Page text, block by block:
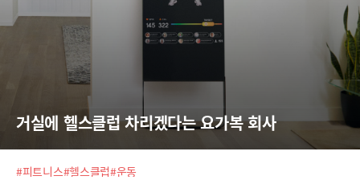
거실에 헬스클럽 차리겠다는 요가복 회사
#피트니스#헬스클럽#운동